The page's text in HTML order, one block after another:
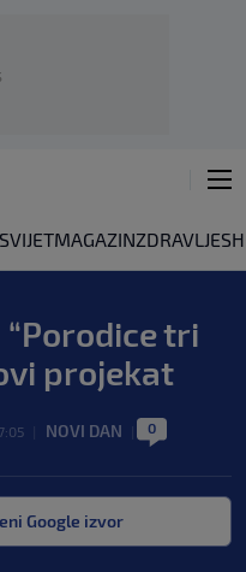
SVIJETMAGAZINZDRAVLJE
tri
projekat
NOVI DAN 0
Google izvor